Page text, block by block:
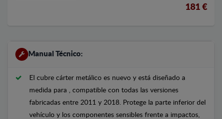
181 €
Manual Técnico:
El cubre cárter metálico es nuevo y está diseñado a
medida para , compatible con todas las versiones
fabricadas entre 2011 y 2018. Protege la parte inferior del
vehículo y los componentes sensibles frente a impactos,